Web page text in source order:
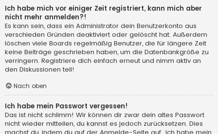
Ich habe mich vor einiger Zeit registriert, kann mich aber
nicht mehr anmelden?!
Es kann sein, dass ein Administrator dein Benutzerkonto aus
verschieden Gründen deaktiviert oder gelöscht hat. Außerdem
löschen viele Boards regelmäßig Benutzer, die für längere Zeit
keine Beiträge geschrieben haben, um die Datenbankgröße zu
verringern. Registriere dich einfach erneut und nimm aktiv an
den Diskussionen teil!
Nach oben
Ich habe mein Passwort vergessen!
Das ist nicht schlimm! Wir können dir zwar dein altes Passwort
nicht wieder mitteilen, du kannst es jedoch zurücksetzen. Dies